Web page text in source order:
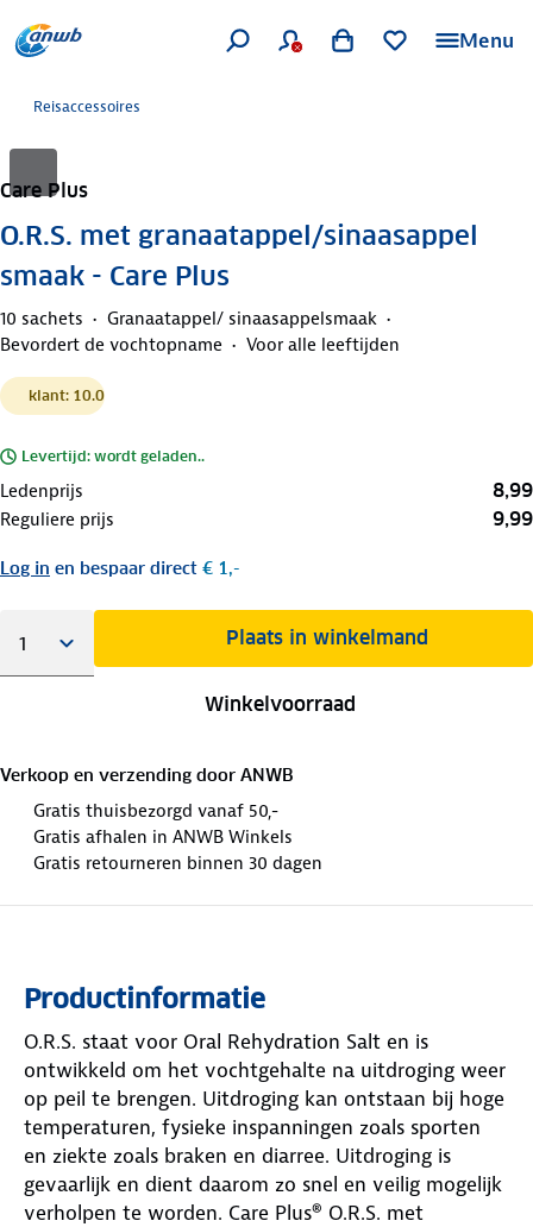
Menu
Reisaccessoires
Care Plus
O.R.S. met granaatappel/sinaasappel
smaak - Care Plus
10 sachets
Granaatappel/ sinaasappelsmaak
Bevordert de vochtopname
Voor alle leeftijden
klant: 10.0
Levertijd: wordt geladen..
Ledenprijs 8,99
Reguliere prijs 9,99
Log in en bespaar direct € 1,-
Plaats in winkelmand
Winkelvoorraad
Verkoop en verzending door ANWB
Gratis thuisbezorgd vanaf 50,-
Gratis afhalen in ANWB Winkels
Gratis retourneren binnen 30 dagen
Productinformatie
O.R.S. staat voor Oral Rehydration Salt en is
ontwikkeld om het vochtgehalte na uitdroging weer
op peil te brengen. Uitdroging kan ontstaan bij hoge
temperaturen, fysieke inspanningen zoals sporten
en ziekte zoals braken en diarree. Uitdroging is
gevaarlijk en dient daarom zo snel en veilig mogelijk
verholpen te worden. Care Plus® O.R.S. met